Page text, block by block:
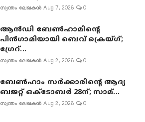
സ്വന്തം ലേഖകൻ Aug 7, 2026 0
ആൻഡി ബേൺഹാമിന്റെ
പിൻഗാമിയായി ബെവ് ക്രെയ്ഗ്;
ഗ്രേറ്...
സ്വന്തം ലേഖകൻ Aug 2, 2026 0
ബേൺഹാം സർക്കാരിന്റെ ആദ്യ
ബജറ്റ് ഒക്ടോബർ 28ന്; സാമ്...
സ്വന്തം ലേഖകൻ Aug 2, 2026 0